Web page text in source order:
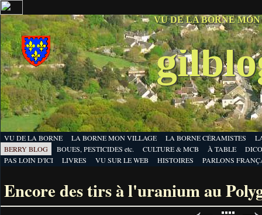
VU DE LA BORNE
VU DE LA BORNE LA BORNE MON VILLAGE LA BORNE CÉRAMISTES
BERRY BLOG
BOUES, PESTICIDES etc. CULTURE & MCB À TABLE
PAS LOIN D'ICI
LIVRES VU SUR LE WEB HISTOIRES PARLONS
Encore des tirs à l'uranium au